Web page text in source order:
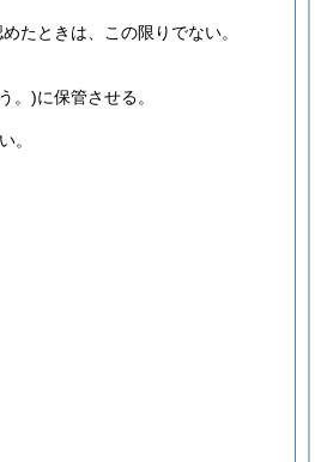
たときは、この限りでない。
。)に保管させる。
。